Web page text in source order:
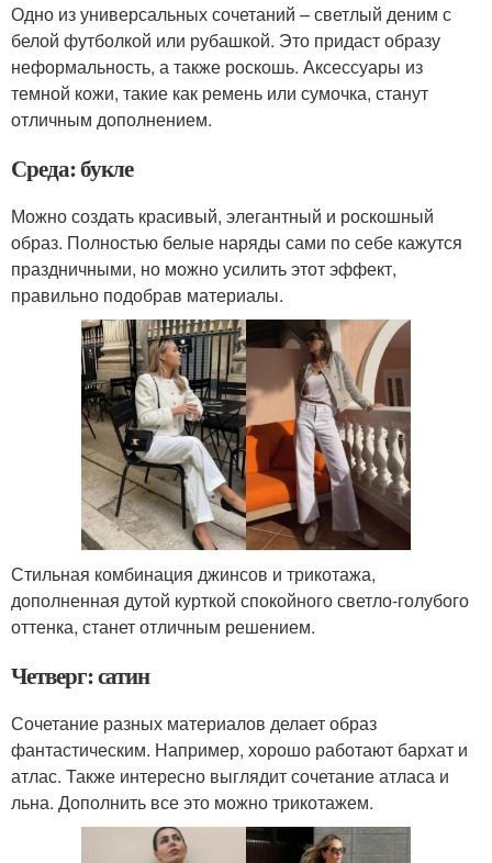
Одно из универсальных сочетаний – светлый деним с
белой футболкой или рубашкой. Это придаст образу
неформальность, а также роскошь. Аксессуары из
темной кожи, такие как ремень или сумочка, станут
отличным дополнением.
Среда: букле
Можно создать красивый, элегантный и роскошный
образ. Полностью белые наряды сами по себе кажутся
праздничными, но можно усилить этот эффект,
правильно подобрав материалы.
Стильная комбинация джинсов и трикотажа,
дополненная дутой курткой спокойного светло-голубого
оттенка, станет отличным решением.
Четверг: сатин
Сочетание разных материалов делает образ
фантастическим. Например, хорошо работают бархат и
атлас. Также интересно выглядит сочетание атласа и
льна. Дополнить все это можно трикотажем.